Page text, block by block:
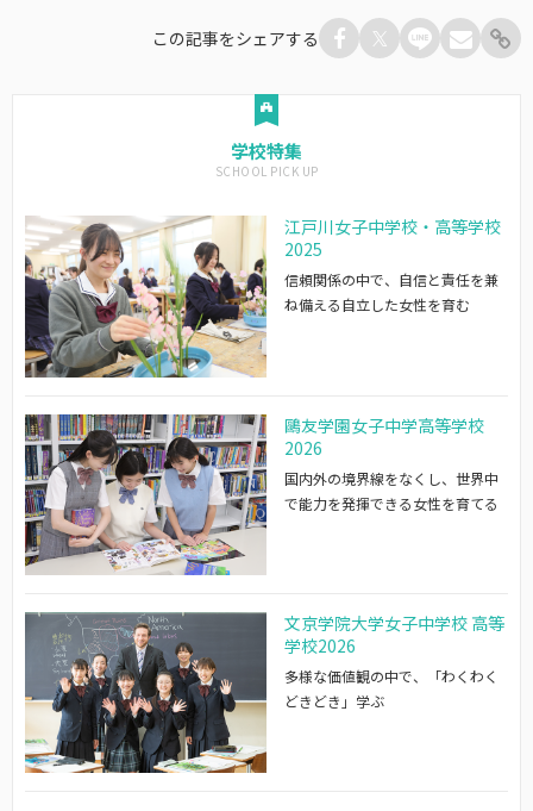
この記事をシェアする
学校特集
江戸川女子中学校・高等学校
2025
信頼関係の中で、自信と責任を兼
ね備える自立した女性を育む
鷗友学園女子中学高等学校
2026
国内外の境界線をなくし、世界中
で能力を発揮できる女性を育てる
文京学院大学女子中学校 高等
学校2026
多様な価値観の中で、「わくわく
どきどき」学ぶ